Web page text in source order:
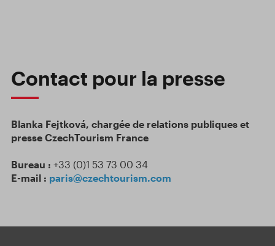
Contact pour la presse
Blanka Fejtková, chargée de relations publiques et
presse CzechTourism France
Bureau : +33 (0)1 53 73 00 34
E-mail : paris@czechtourism.com